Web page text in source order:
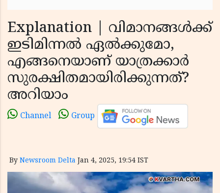
Explanation | വിമാനങ്ങൾക്ക്
ഇടിമിന്നൽ ഏൽക്കുമോ,
എങ്ങനെയാണ് യാത്രക്കാർ
സുരക്ഷിതമായിരിക്കുന്നത്?
അറിയാം
Channel Group
By Newsroom Delta Jan 4, 2025, 19:54 IST